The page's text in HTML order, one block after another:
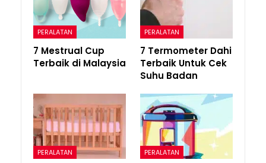
PERALATAN
7 Mestrual Cup
Terbaik di Malaysia
PERALATAN
7 Termometer Dahi
Terbaik Untuk Cek
Suhu Badan
PERALATAN PERALATAN